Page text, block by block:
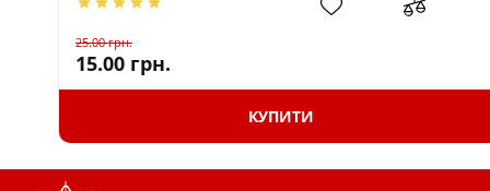
25.00грн.
15.00 грн.
КУПИТИ